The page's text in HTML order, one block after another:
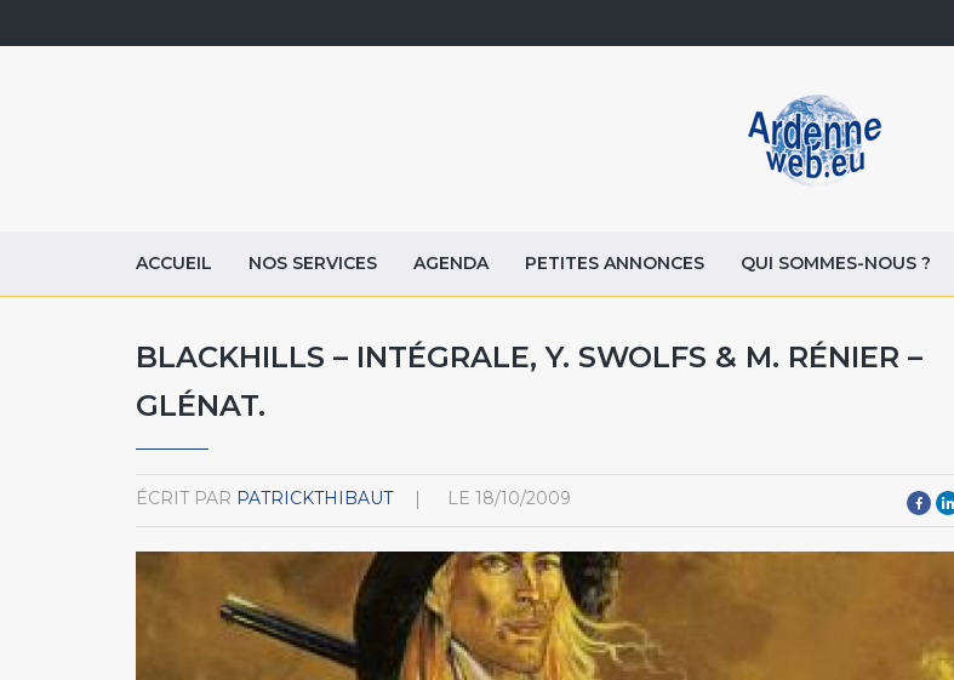
ACCUEIL NOS SERVICES AGENDA PETITES ANNONCES QUI SOMMES-NOUS ?
BLACKHILLS – INTÉGRALE, Y. SWOLFS & M. RÉNIER –
GLÉNAT.
ÉCRIT PAR PATRICKTHIBAUT LE 18/10/2009